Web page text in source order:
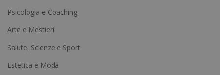
r
n
a
Psicologia e Coaching
Arte e Mestieri
Salute, Scienze e Sport
Estetica e Moda